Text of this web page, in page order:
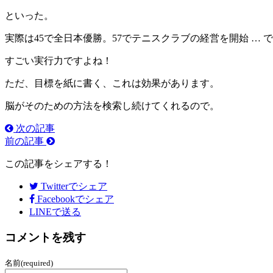
といった。
実際は45で全日本優勝。57でテニスクラブの経営を開始 …
すごい実行力ですよね！
ただ、目標を紙に書く、これは効果があります。
脳がそのための方法を検索し続けてくれるので。
次の記事
前の記事
この記事をシェアする！
Twitterでシェア
Facebookでシェア
LINEで送る
コメントを残す
名前(required)